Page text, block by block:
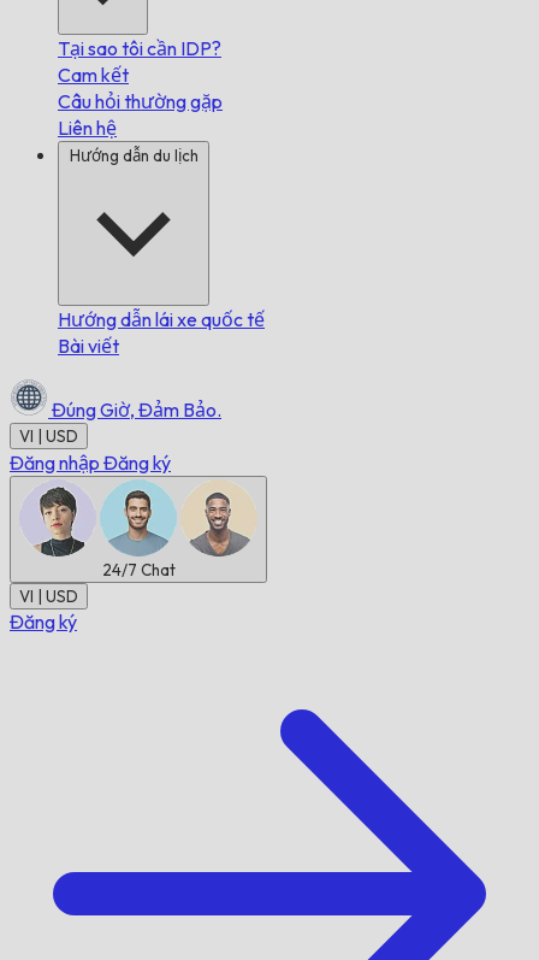
Tại sao tôi cần IDP?
Cam kết
Câu hỏi thường gặp
Liên hệ
Hướng dẫn du lịch
Hướng dẫn lái xe quốc tế
Bài viết
Đúng Giờ, Đảm Bảo.
VI | USD
Đăng nhập Đăng ký
24/7 Chat
VI | USD
Đăng ký